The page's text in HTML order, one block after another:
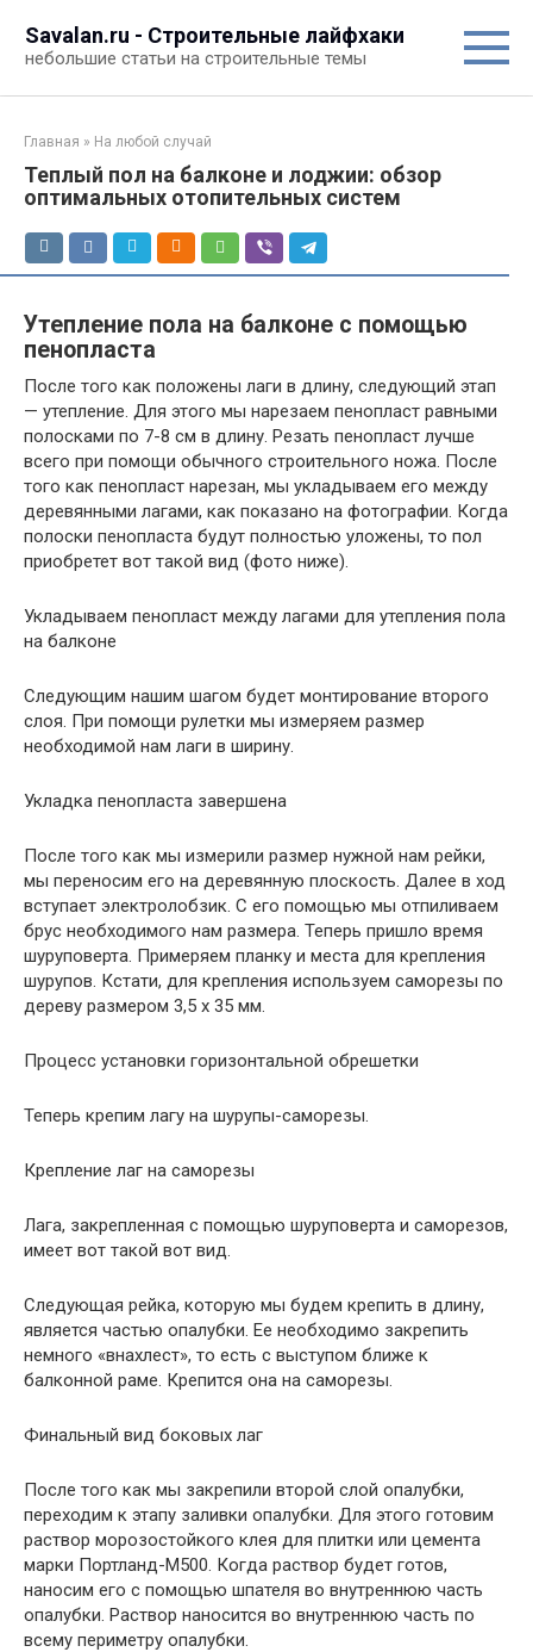
контенту
Savalan.ru - Строительные лайфхаки
небольшие статьи на строительные темы
Главная » На любой случай
Теплый пол на балконе и лоджии: обзор
оптимальных отопительных систем
Утепление пола на балконе с помощью
пенопласта
После того как положены лаги в длину, следующий этап
— утепление. Для этого мы нарезаем пенопласт равными
полосками по 7-8 см в длину. Резать пенопласт лучше
всего при помощи обычного строительного ножа. После
того как пенопласт нарезан, мы укладываем его между
деревянными лагами, как показано на фотографии. Когда
полоски пенопласта будут полностью уложены, то пол
приобретет вот такой вид (фото ниже).
Укладываем пенопласт между лагами для утепления пола
на балконе
Следующим нашим шагом будет монтирование второго
слоя. При помощи рулетки мы измеряем размер
необходимой нам лаги в ширину.
Укладка пенопласта завершена
После того как мы измерили размер нужной нам рейки,
мы переносим его на деревянную плоскость. Далее в ход
вступает электролобзик. С его помощью мы отпиливаем
брус необходимого нам размера. Теперь пришло время
шуруповерта. Примеряем планку и места для крепления
шурупов. Кстати, для крепления используем саморезы по
дереву размером 3,5 х 35 мм.
Процесс установки горизонтальной обрешетки
Теперь крепим лагу на шурупы-саморезы.
Крепление лаг на саморезы
Лага, закрепленная с помощью шуруповерта и саморезов,
имеет вот такой вот вид.
Следующая рейка, которую мы будем крепить в длину,
является частью опалубки. Ее необходимо закрепить
немного «внахлест», то есть с выступом ближе к
балконной раме. Крепится она на саморезы.
Финальный вид боковых лаг
После того как мы закрепили второй слой опалубки,
переходим к этапу заливки опалубки. Для этого готовим
раствор морозостойкого клея для плитки или цемента
марки Портланд-М500. Когда раствор будет готов,
наносим его с помощью шпателя во внутреннюю часть
опалубки. Раствор наносится во внутреннюю часть по
всему периметру опалубки.